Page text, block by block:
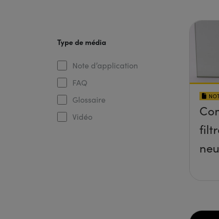
Type de média
Note d’application
FAQ
Glossaire
Vidéo